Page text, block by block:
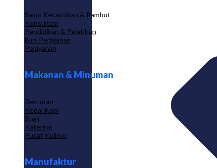
Salon Kecantikan & Rambut
Konsultasi
Pendidikan & Pelatihan
Biro Perjalanan
Pelayanan
Makanan & Minuman
Restoran
Kedai Kopi
Stan
Katering
Pusat Kuliner
Manufaktur